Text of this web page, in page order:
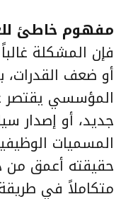
مفهوم خاطئ
فإن المشكلة
أو ضعف القدرات،
المؤسسي يقتصر
جديد، أو إصدار
المسميات
حقيقته أعمق من
متكاملاً في طريقة